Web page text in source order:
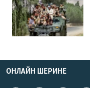
ОНЛАЙН ШЕРИНЕ